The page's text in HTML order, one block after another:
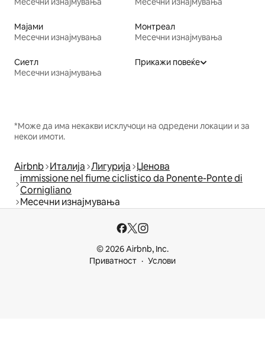
Мајами
Месечни изнајмувања
Монтреал
Месечни изнајмувања
Сиетл
Месечни изнајмувања
Прикажи повеќе
*Може да има некакви исклучоци на одредени локации и за
некои имоти.
Airbnb Италија Лигурија Џенова
immissione nel fiume ciclistico da Ponente-Ponte di
Cornigliano
Месечни изнајмувања
© 2026 Airbnb, Inc.
Приватност
Услови